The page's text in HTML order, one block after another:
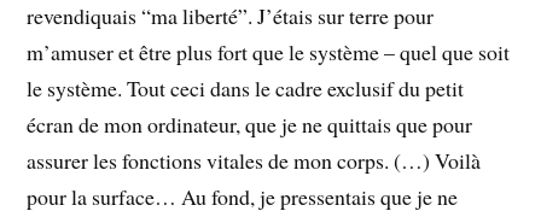
revendiquais “ma liberté”. J’étais sur terre pour
m’amuser et être plus fort que le système – quel que soit
le système. Tout ceci dans le cadre exclusif du petit
écran de mon ordinateur, que je ne quittais que pour
assurer les fonctions vitales de mon corps. (…) Voilà
pour la surface… Au fond, je pressentais que je ne